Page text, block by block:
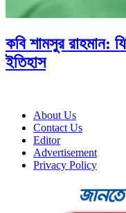
কবি শামসুর রাহমান:
ইতিহাস
About Us
Contact Us
Editor
Advertisement
Privacy Policy